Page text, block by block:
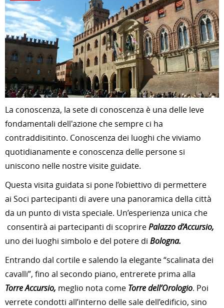
La conoscenza, la sete di conoscenza è una delle leve
fondamentali dell'azione che sempre ci ha
contraddisitinto. Conoscenza dei luoghi che viviamo
quotidianamente e conoscenza delle persone si
uniscono nelle nostre visite guidate.
Questa visita guidata si pone l’obiettivo di permettere
ai Soci partecipanti di avere una panoramica della città
da un punto di vista speciale. Un’esperienza unica che
consentirà ai partecipanti di scoprirePalazzo d’Accursio,
uno dei luoghi simbolo e del potere di Bologna.
Entrando dal cortile e salendo la elegante “scalinata dei
cavalli”, fino al secondo piano, entrerete prima alla
Torre Accursio, meglio nota come Torre dell’Orologio. Poi
verrete condotti all’interno delle sale dell’edificio, sino